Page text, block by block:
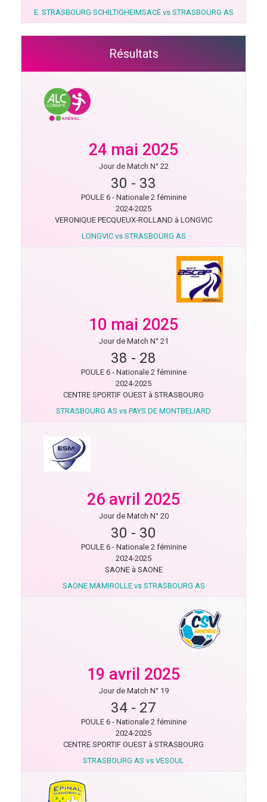
E. STRASBOURG SCHILTIGHEIMSACE vs STRASBOURG AS
Résultats
24 mai 2025
Jour de Match N° 22
30 - 33
POULE 6 - Nationale 2 féminine
2024-2025
VERONIQUE PECQUEUX-ROLLAND à LONGVIC
LONGVIC vs STRASBOURG AS
10 mai 2025
Jour de Match N° 21
38 - 28
POULE 6 - Nationale 2 féminine
2024-2025
CENTRE SPORTIF OUEST à STRASBOURG
STRASBOURG AS vs PAYS DE MONTBELIARD
26 avril 2025
Jour de Match N° 20
30 - 30
POULE 6 - Nationale 2 féminine
2024-2025
SAONE à SAONE
SAONE MAMIROLLE vs STRASBOURG AS
19 avril 2025
Jour de Match N° 19
34 - 27
POULE 6 - Nationale 2 féminine
2024-2025
CENTRE SPORTIF OUEST à STRASBOURG
STRASBOURG AS vs VESOUL